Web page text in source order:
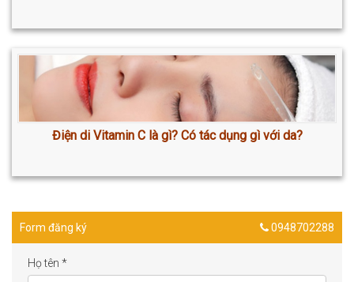
Điện di Vitamin C là gì? Có tác dụng gì với da?
Form đăng ký 0948702288
Họ tên *